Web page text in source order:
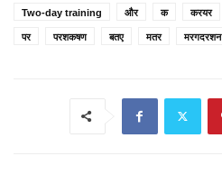
Two-day training और क करयर
पर परशकषण बतए मतर मरगदरशन